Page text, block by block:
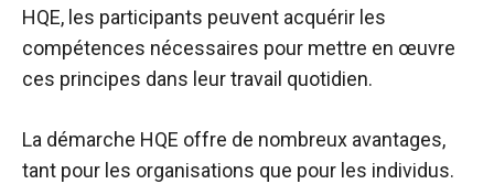
HQE, les participants peuvent acquérir les
compétences nécessaires pour mettre en œuvre
ces principes dans leur travail quotidien.
La démarche HQE offre de nombreux avantages,
tant pour les organisations que pour les individus.